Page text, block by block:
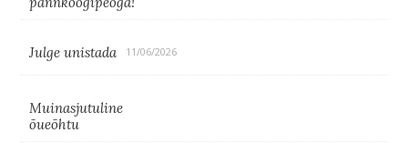
Julge unistada 11/06/2026
Muinasjutuline
õueõhtu